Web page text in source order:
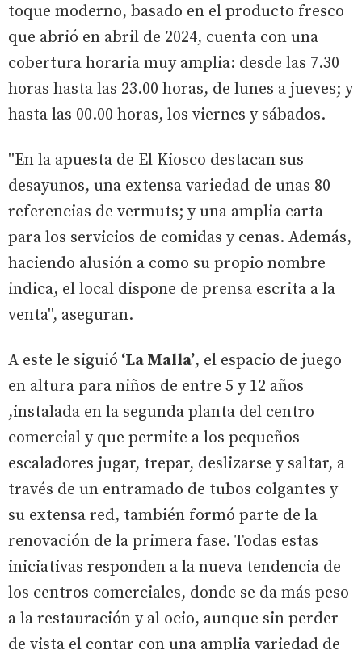
toque moderno, basado en el producto fresco
que abrió en abril de 2024, cuenta con una
cobertura horaria muy amplia: desde las 7.30
horas hasta las 23.00 horas, de lunes a jueves; y
hasta las 00.00 horas, los viernes y sábados.
''En la apuesta de El Kiosco destacan sus
desayunos, una extensa variedad de unas 80
referencias de vermuts; y una amplia carta
para los servicios de comidas y cenas. Además,
haciendo alusión a como su propio nombre
indica, el local dispone de prensa escrita a la
venta'', aseguran.
A este le siguió ‘La Malla’, el espacio de juego
en altura para niños de entre 5 y 12 años
,instalada en la segunda planta del centro
comercial y que permite a los pequeños
escaladores jugar, trepar, deslizarse y saltar, a
través de un entramado de tubos colgantes y
su extensa red, también formó parte de la
renovación de la primera fase. Todas estas
iniciativas responden a la nueva tendencia de
los centros comerciales, donde se da más peso
a la restauración y al ocio, aunque sin perder
de vista el contar con una amplia variedad de